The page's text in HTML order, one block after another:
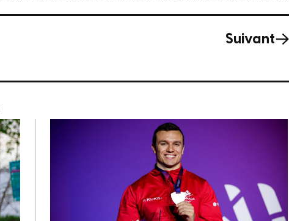
Suivant